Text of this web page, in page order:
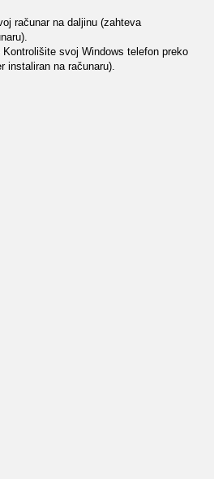
računar na daljinu (zahteva
svoj Windows telefon preko
instaliran na računaru).